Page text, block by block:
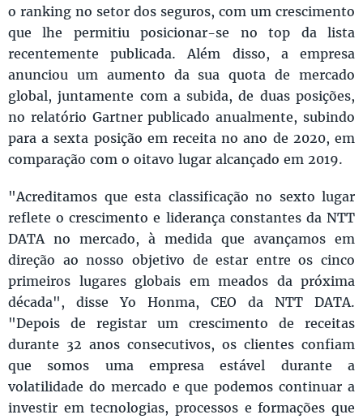
o ranking no setor dos seguros, com um crescimento
que lhe permitiu posicionar-se no top da lista
recentemente publicada. Além disso, a empresa
anunciou um aumento da sua quota de mercado
global, juntamente com a subida, de duas posições,
no relatório Gartner publicado anualmente, subindo
para a sexta posição em receita no ano de 2020, em
comparação com o oitavo lugar alcançado em 2019.
"Acreditamos que esta classificação no sexto lugar
reflete o crescimento e liderança constantes da NTT
DATA no mercado, à medida que avançamos em
direção ao nosso objetivo de estar entre os cinco
primeiros lugares globais em meados da próxima
década", disse Yo Honma, CEO da NTT DATA.
"Depois de registar um crescimento de receitas
durante 32 anos consecutivos, os clientes confiam
que somos uma empresa estável durante a
volatilidade do mercado e que podemos continuar a
investir em tecnologias, processos e formações que